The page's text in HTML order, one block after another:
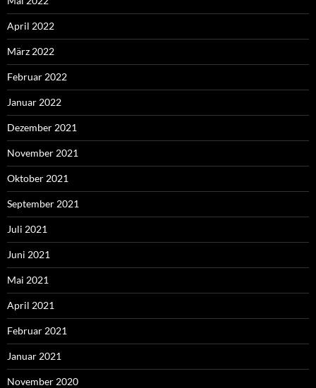
April 2022
März 2022
Februar 2022
Januar 2022
Dezember 2021
November 2021
Oktober 2021
September 2021
Juli 2021
Juni 2021
Mai 2021
April 2021
Februar 2021
Januar 2021
November 2020